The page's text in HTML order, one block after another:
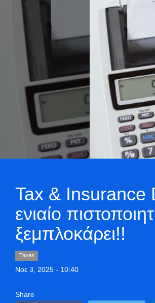
Tax & Insurance
ενιαίο
ξεμπλοκάρει!!
Taxes
Νοε 3, 2025 - 10:40
Share